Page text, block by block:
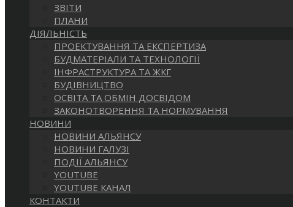
ЗВІТИ
ПЛАНИ
ДІЯЛЬНІСТЬ
ПРОЕКТУВАННЯ ТА ЕКСПЕРТИЗА
БУДМАТЕРІАЛИ ТА ТЕХНОЛОГІЇ
ІНФРАСТРУКТУРА ТА ЖКГ
БУДІВНИЦТВО
ОСВІТА ТА ОБМІН ДОСВІДОМ
ЗАКОНОТВОРЕННЯ ТА НОРМУВАННЯ
НОВИНИ
НОВИНИ АЛЬЯНСУ
НОВИНИ ГАЛУЗІ
ПОДІЇ АЛЬЯНСУ
YOUTUBE
YOUTUBE КАНАЛ
КОНТАКТИ